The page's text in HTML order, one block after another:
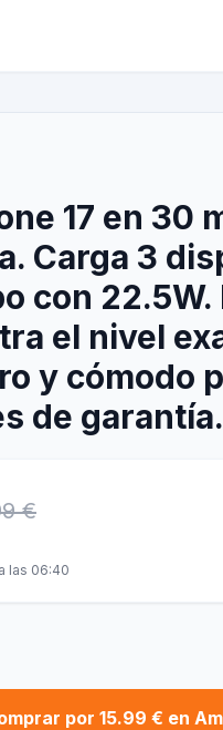
17 en 30
Carga 3
con 22.5W.
el nivel
y cómodo
de garantía.
€
las 06:40
por 15.99 € en